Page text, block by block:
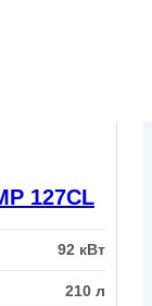
127CL
92 кВт
210 л